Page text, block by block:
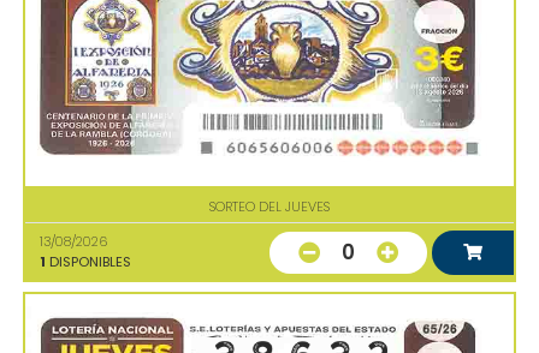
SORTEO DEL JUEVES
13/08/2026
1 DISPONIBLES 0